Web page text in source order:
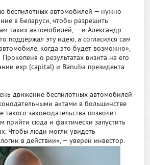
беспилотных автомобилей — нужно
в Беларуси, чтобы разрешить
таких автомобилей, — и Александр
поддержал эту идею, а согласился сам
когда это будет возможно»,
о результатах визита на его
exp (capital) и Banuba президента
движение беспилотных автомобилей
актами в большинстве
такого законодательства позволит
сюда и фактически запустить
Чтобы люди могли увидеть
в действии», — уверен инвестор.